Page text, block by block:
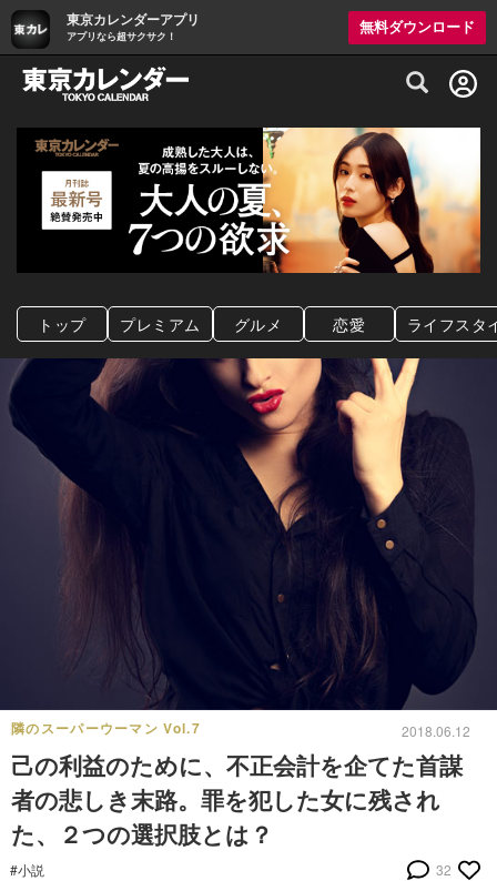
東京カレンダーアプリ
アプリなら超サクサク！
無料ダウンロード
グルメ情報・プレミアムレストラン予約
トップ プレミアム グルメ 恋愛 ライフスタ
隣のスーパーウーマン Vol.7 2018.06.12
己の利益のために、不正会計を企てた首謀
者の悲しき末路。罪を犯した女に残され
た、２つの選択肢とは？
#小説 32